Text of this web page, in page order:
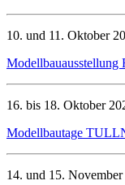
10. und 11. Oktober
Modellbauausstellung
16. bis 18. Oktober
Modellbautage
14. und 15.